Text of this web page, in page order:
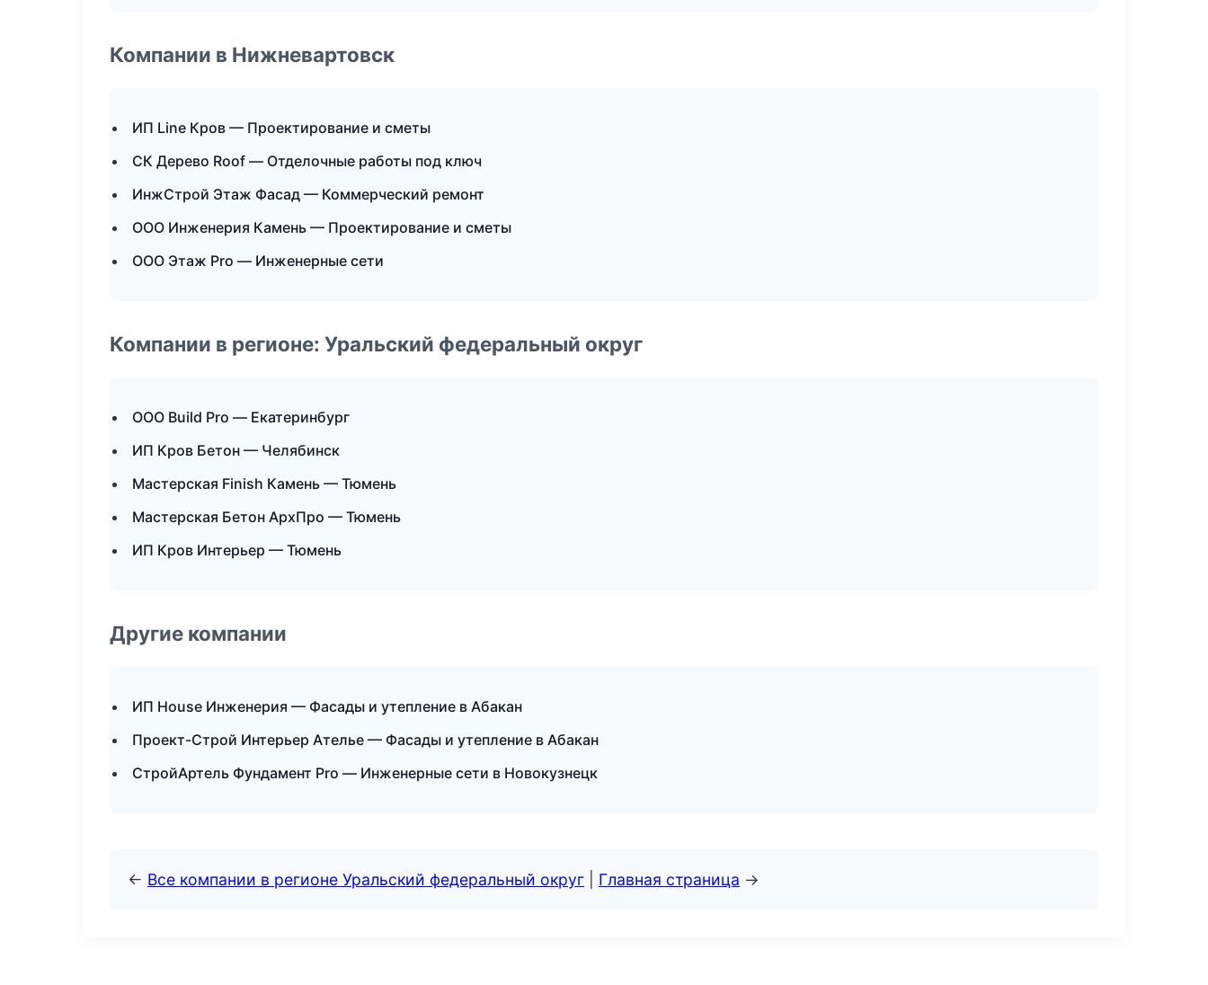
Компании в Нижневартовск
ИП Line Кров — Проектирование и сметы
СК Дерево Roof — Отделочные работы под ключ
ИнжСтрой Этаж Фасад — Коммерческий ремонт
ООО Инженерия Камень — Проектирование и сметы
ООО Этаж Pro — Инженерные сети
Компании в регионе: Уральский федеральный округ
ООО Build Pro — Екатеринбург
ИП Кров Бетон — Челябинск
Мастерская Finish Камень — Тюмень
Мастерская Бетон АрхПро — Тюмень
ИП Кров Интерьер — Тюмень
Другие компании
ИП House Инженерия — Фасады и утепление в Абакан
Проект-Строй Интерьер Ателье — Фасады и утепление в Абакан
СтройАртель Фундамент Pro — Инженерные сети в Новокузнецк
← Все компании в регионе Уральский федеральный округ Главная страница →